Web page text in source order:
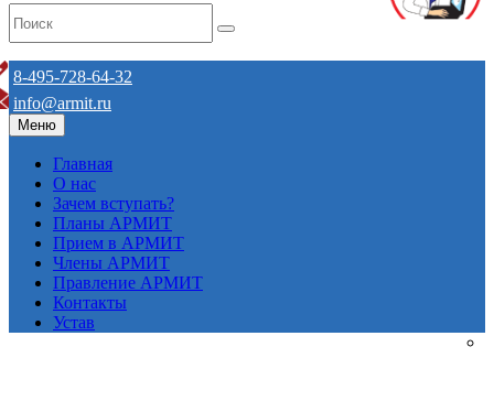
8-495-728-64-32
info@armit.ru
Меню
Главная
О нас
Зачем вступать?
Планы АРМИТ
Прием в АРМИТ
Члены АРМИТ
Правление АРМИТ
Контакты
Устав